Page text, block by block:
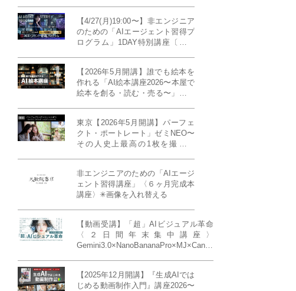
【4/27(月)19:00〜】非エンジニア
のための「AIエージェント習得プ
ログラム」1DAY特別講座〔パワ
【2026年5月開講】誰でも絵本を
作れる「AI絵本講座2026〜本屋で
絵本を創る・読む・売る〜」イン
20名限定》
東京【2026年5月開講】パーフェ
クト・ポートレート」ゼミNEO〜
その人史上最高の1枚を撮る！
催）」《初参加大歓迎／12名限
定》
非エンジニアのための「AIエージ
ェント習得講座」〈６ヶ月完成本
講座〉✳︎画像を入れ替える
【動画受講】「超」AIビジュアル革命
〈２日間年末集中講座〉
Gemini3.0×NanoBananaPro×MJ×Canva
【2025年12月開講】『生成AIでは
じめる動画制作入門』講座2026〜